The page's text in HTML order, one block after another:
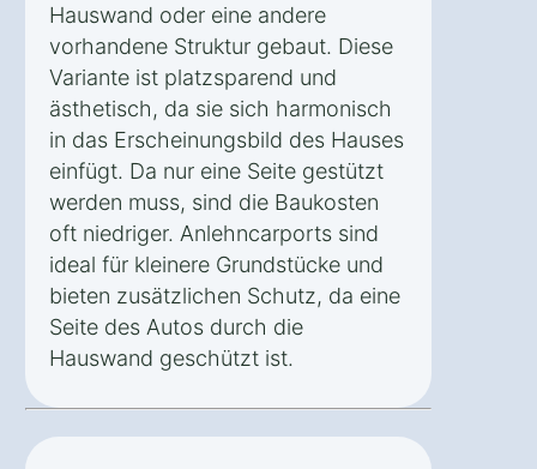
Hauswand oder eine andere
vorhandene Struktur gebaut. Diese
Variante ist platzsparend und
ästhetisch, da sie sich harmonisch
in das Erscheinungsbild des Hauses
einfügt. Da nur eine Seite gestützt
werden muss, sind die Baukosten
oft niedriger. Anlehncarports sind
ideal für kleinere Grundstücke und
bieten zusätzlichen Schutz, da eine
Seite des Autos durch die
Hauswand geschützt ist.